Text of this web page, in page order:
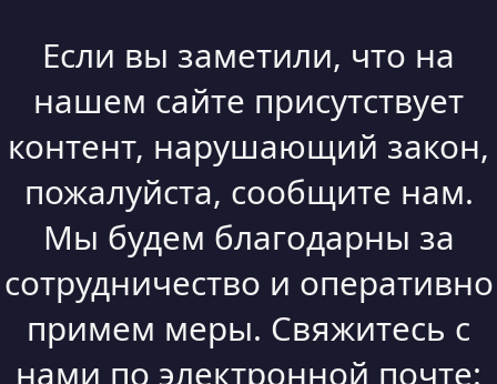
Если вы заметили, что на
нашем сайте присутствует
контент, нарушающий закон,
пожалуйста, сообщите нам.
Мы будем благодарны за
сотрудничество и оперативно
примем меры. Свяжитесь с
нами по электронной почте: